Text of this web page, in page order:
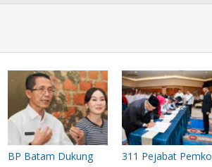
BP Batam Dukung
311 Pejabat Pemko